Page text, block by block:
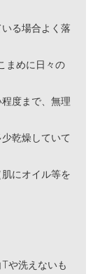
る場合よく落
まめに日々の
度まで、無理
乾燥していて
にオイル等を
や洗えないも